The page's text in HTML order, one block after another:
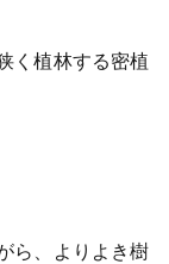
く植林する密植
ら、よりよき樹